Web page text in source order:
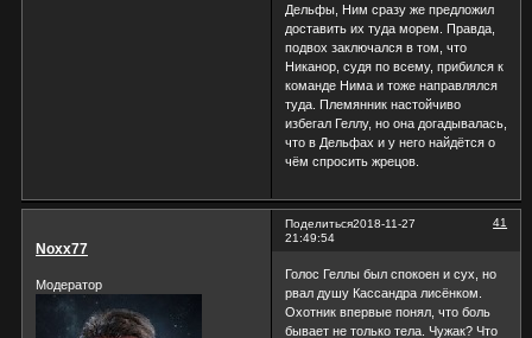
Дельфы, Ним сразу же предложил
доставить их туда морем. Правда,
подвох заключался в том, что
Никанор, судя по всему, прибился к
команде Нима и тоже направлялся
туда. Племянник настойчиво
избегал Геллу, но она догадывалась,
что в Дельфах и у него найдётся о
чём спросить жрецов.
Поделиться 41
2018-11-27
21:49:54
Noxx77
Модератор
Голос Геллы был спокоен и сух, но
рвал душу Кассандра лисёнком.
Охотник впервые понял, что боль
бывает не только тела. Чужак? Что